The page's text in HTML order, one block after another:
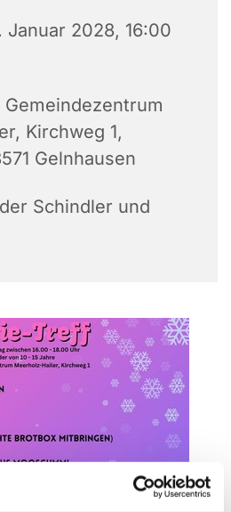
Januar 2028, 16:00
Kirchweg 1,
Gelnhausen
Schindler und